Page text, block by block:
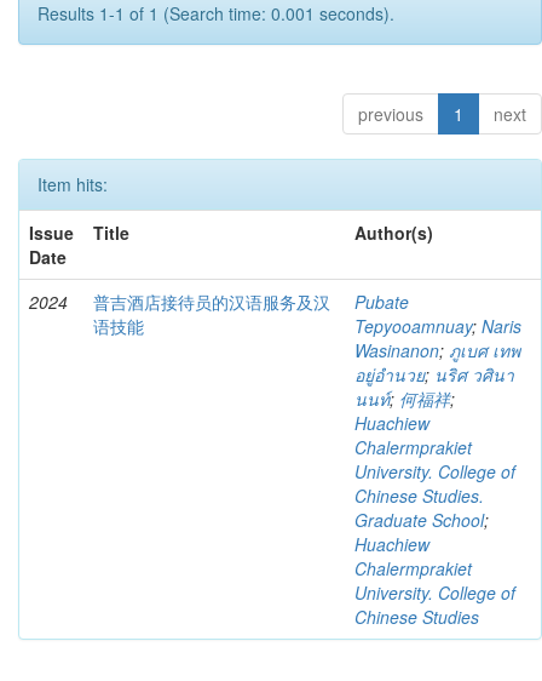
Results 1-1 of 1 (Search time: 0.001 seconds).
previous 1 next
Item hits:
Issue
Date
Title Author(s)
2024
普吉酒店接待员的汉语服务及汉
语技能
Pubate
Tepyooamnuay; Naris
Wasinanon; ภูเบศ เทพ
อยู่อำนวย; นริศ วศินา
นนท์; 何福祥;
Huachiew
Chalermprakiet
University. College of
Chinese Studies.
Graduate School;
Huachiew
Chalermprakiet
University. College of
Chinese Studies